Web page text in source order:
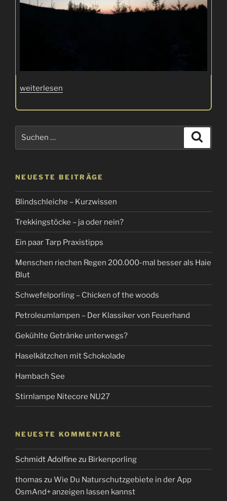
„Furcht
Schrecken
im
Wald
–
gruseligstes
weiterlesen
NEUESTE BEITRÄGE
Blindschleiche – Kurzwissen
Trekkingstöcke – ja oder nein?
Ein paar Tarp Praxistipps
Menschen riechen Regen 200.000-mal besser als Haie
Blut
Schwefelporling – Chicken of the woods
Petroleumlampen – Der Klassiker von Feuerhand
Gekühlte Getränke unterwegs?
Haselkätzchen mit Schokolade
Hambach See
Stirnlampe Nitecore NU27
NEUESTE KOMMENTARE
Schmidt Adolfine zu Birkenporling
thomas zu Wie Du Naturschutzgebiete in der App
OsmAnd+ anzeigen lassen kannst